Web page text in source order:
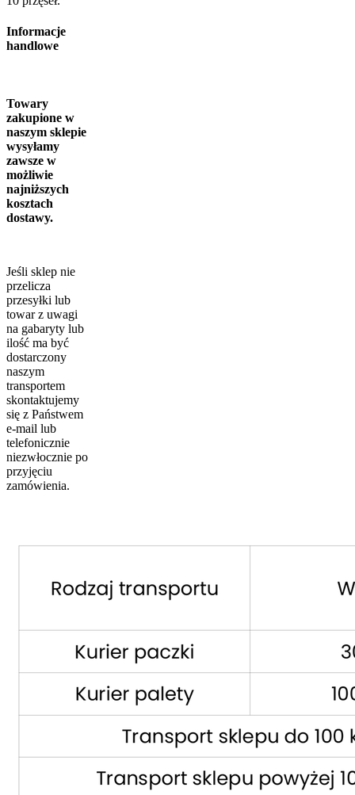
Informacje
handlowe
Towary
zakupione w
naszym sklepie
wysyłamy
zawsze w
możliwie
najniższych
kosztach
dostawy.
Jeśli sklep nie
przelicza
przesyłki lub
towar z uwagi
na gabaryty lub
ilość ma być
dostarczony
naszym
transportem
skontaktujemy
się z Państwem
e-mail lub
telefonicznie
niezwłocznie po
przyjęciu
zamówienia.